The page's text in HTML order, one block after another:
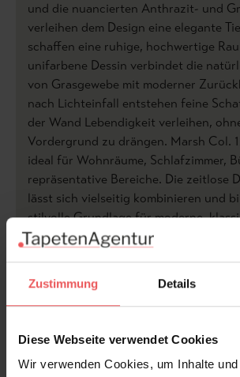
Zustimmung Details
Diese Webseite verwendet Cookies
Wir verwenden Cookies, um Inhalte
und die nuancierten Anthrazit- und
verleihen dem Design eine elegante
schaffen eine ruhige, hochwertige
unifarbene Dessin verbindet die
von Grasgewebe mit moderner
nach Lichteinfall entstehen feine
der Wand Lebendigkeit verleihen,
Vordergrund zu drängen. Marsh Col.
ideal für Wohnräume, Schlafzimmer,
repräsentative Bereiche. Die zeitlose
lässt sich vielseitig kombinieren und
stilvolle Grundlage für moderne,
luxuriöse Einrichtungskonzepte.
Bewertungen